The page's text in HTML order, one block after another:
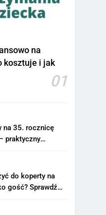
na
kosztuje i jak
01
na 35. rocznicę
praktyczny
do koperty na
gość? Sprawdź